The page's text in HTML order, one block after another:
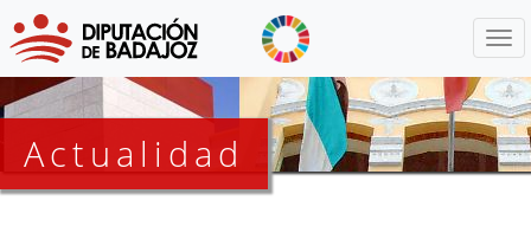
Actualidad